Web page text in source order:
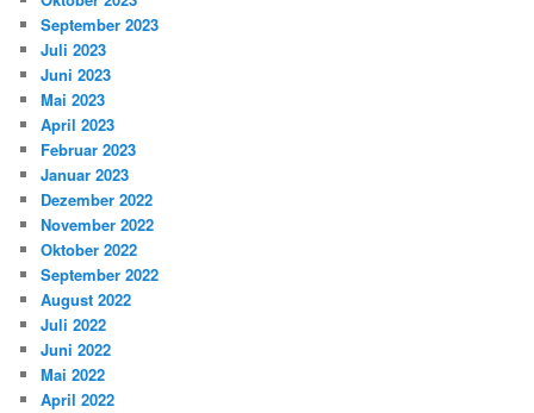
September 2023
Juli 2023
Juni 2023
Mai 2023
April 2023
Februar 2023
Januar 2023
Dezember 2022
November 2022
Oktober 2022
September 2022
August 2022
Juli 2022
Juni 2022
Mai 2022
April 2022